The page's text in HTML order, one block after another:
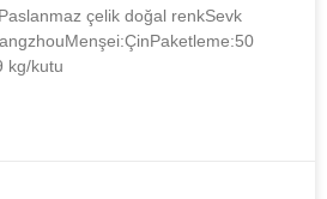
çelik doğal renkSevk
kg/kutu